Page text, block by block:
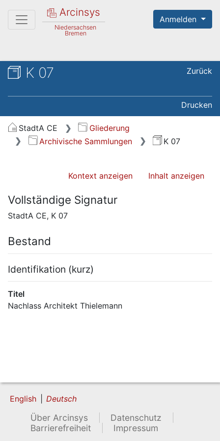
Arcinsys
Niedersachsen
Bremen
Anmelden
K 07 Zurück
Drucken
StadtA CE
Gliederung
Archivische Sammlungen
K 07
Kontext anzeigen Inhalt anzeigen
Vollständige Signatur
StadtA CE, K 07
Bestand
Identifikation (kurz)
Titel
Nachlass Architekt Thielemann
English Deutsch
Über Arcinsys
Datenschutz
Barrierefreiheit
Impressum